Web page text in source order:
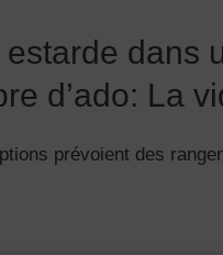
estarde dans
d’ado: La
prévoient des